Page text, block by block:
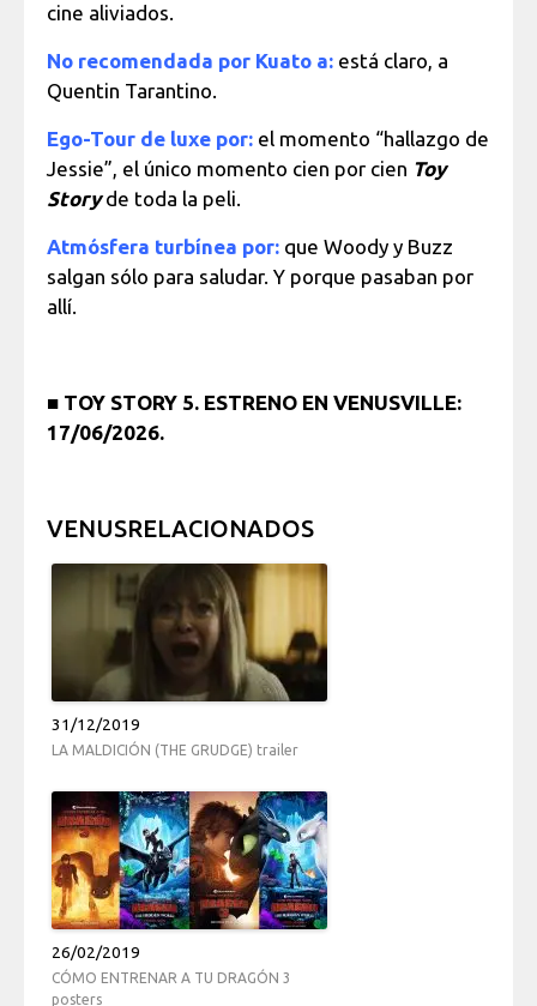
cine aliviados.
No recomendada por Kuato a: está claro, a
Quentin Tarantino.
Ego-Tour de luxe por: el momento “hallazgo de
Jessie”, el único momento cien por cien Toy
Storyde toda la peli.
Atmósfera turbínea por: que Woody y Buzz
salgan sólo para saludar. Y porque pasaban por
allí.
■ TOY STORY 5. ESTRENO EN VENUSVILLE:
17/06/2026.
VENUSRELACIONADOS
31/12/2019
LA MALDICIÓN (THE GRUDGE) trailer
26/02/2019
CÓMO ENTRENAR A TU DRAGÓN 3
posters